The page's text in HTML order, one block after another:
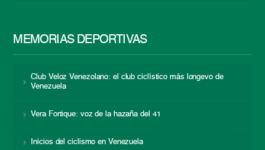
MEMORIAS DEPORTIVAS
Club Veloz Venezolano: el club ciclístico más longevo de
Venezuela
Vera Fortique: voz de la hazaña del 41
Inicios del ciclismo en Venezuela